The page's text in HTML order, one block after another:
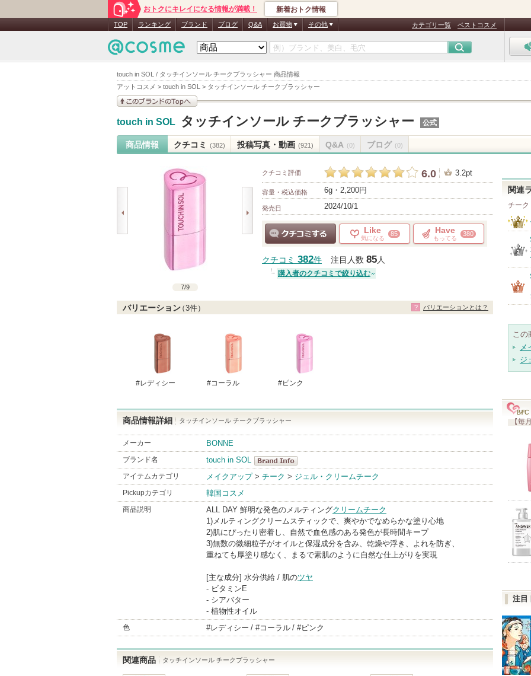
touch in SOL / タッチインソール チークブラッシャー 商品情報
アットコスメ > touch in SOL > タッチインソール チークブラッシャー
おトクにキレイになる情報が満載！ 新着おトク情報
TOP ランキング ブランド ブログ Q&A お買物 その他 カテゴリ一覧 ベストコスメ
このブランドの情報を
touch in SOL タッチインソール チークブラッシャー 公式
商品情報 クチコミ (382) 投稿写真・動画 (921) Q&A (0) ブログ (0)
7/9
クチコミ評価 6.0 3.2pt
容量・税込価格 6g・2,200円
発売日 2024/10/1
Like
気になる
85 Have
もってる
380
クチコミ 382件 注目人数 85人
購入者のクチコミで絞り込む
バリエーション（3件）
#レディシー #コーラル #ピンク
バリエーションとは？
商品情報詳細 タッチインソール チークブラッシャー
メーカー BONNE
ブランド名
touch in SOL
touch in SOL
BrandInfo
アイテムカテゴリ メイクアップ> チーク > ジェル・クリームチーク
Pickupカテゴリ 韓国コスメ
商品説明 ALL DAY 鮮明な発色のメルティングクリームチーク
1)メルティングクリームスティックで、爽やかでなめらかな塗り心地
2)肌にぴったり密着し、自然で血色感のある発色が長時間キープ
3)無数の微細粒子がオイルと保湿成分を含み、乾燥や浮き、よれを防ぎ、
重ねても厚塗り感なく、まるで素肌のように自然な仕上がりを実現
[主な成分] 水分供給 / 肌のツヤ
- ビタミンE
- シアバター
- 植物性オイル
色 #レディシー #コーラル #ピンク
関連商品 タッチインソール チークブラッシャー
関連
チーク
この
メ
ジ
【毎
注目